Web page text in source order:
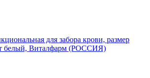
для забора крови, размер
белый, Виталфарм (РОССИЯ)